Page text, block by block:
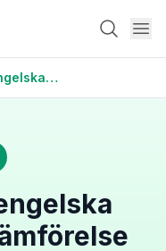
— jämförelse